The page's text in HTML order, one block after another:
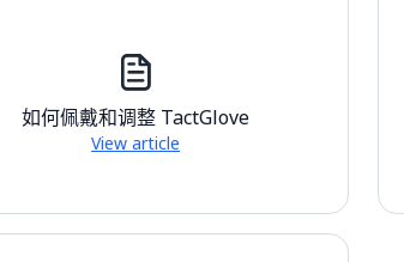
如何佩戴和调整 TactGlove
View article